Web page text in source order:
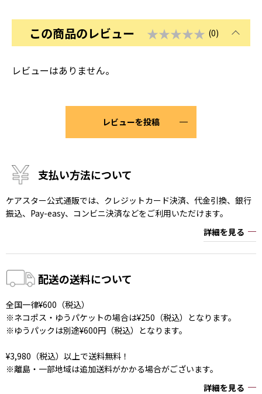
この商品のレビュー ★★★★★ (0)
レビューはありません。
レビューを投稿
支払い方法について
ケアスター公式通販では、クレジットカード決済、代金引換、銀行
振込、Pay-easy、コンビニ決済などをご利用いただけます。
詳細を見る
配送の送料について
全国一律¥600（税込）
※ネコポス・ゆうパケットの場合は¥250（税込）となります。
※ゆうパックは別途¥600円（税込）となります。
¥3,980（税込）以上で送料無料！
※離島・一部地域は追加送料がかかる場合がございます。
詳細を見る